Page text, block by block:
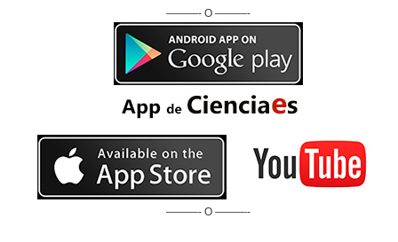
———- O ———-
———- O ———-